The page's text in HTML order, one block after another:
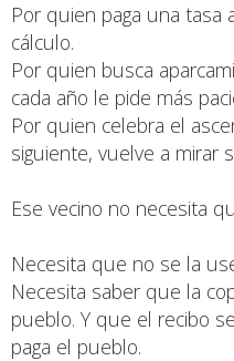
Por quien paga una
cálculo.
Por quien busca
cada año le pide más
Por quien celebra el
siguiente, vuelve a mirar
Ese vecino no necesita
Necesita que no se la
Necesita saber que la
pueblo. Y que el recibo
paga el pueblo.